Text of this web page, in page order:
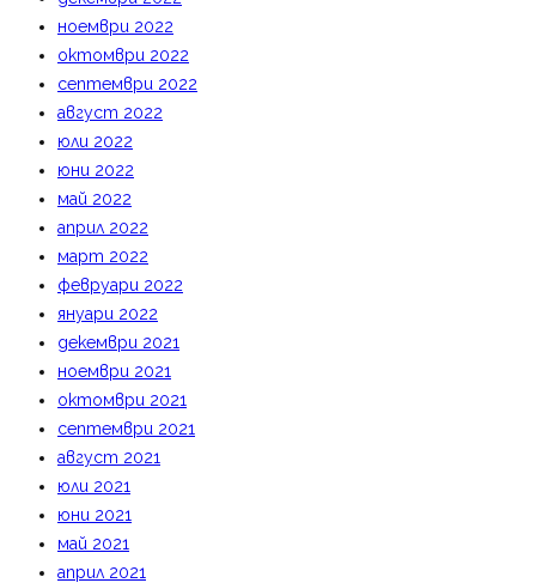
ноември 2022
октомври 2022
септември 2022
август 2022
юли 2022
юни 2022
май 2022
април 2022
март 2022
февруари 2022
януари 2022
декември 2021
ноември 2021
октомври 2021
септември 2021
август 2021
юли 2021
юни 2021
май 2021
април 2021